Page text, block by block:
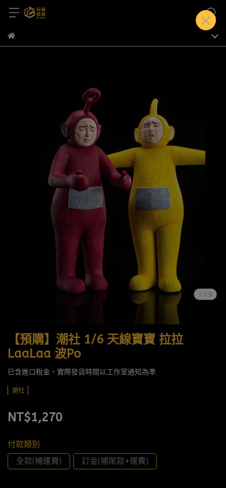
1 / 9
【預購】潮社 1/6 天線寶寶 拉拉
LaaLaa 波Po
已含進口稅金，實際發貨時間以工作室通知為準
潮社
NT$1,270
付款類別
全款(補運費)
訂金(補尾款+運費)